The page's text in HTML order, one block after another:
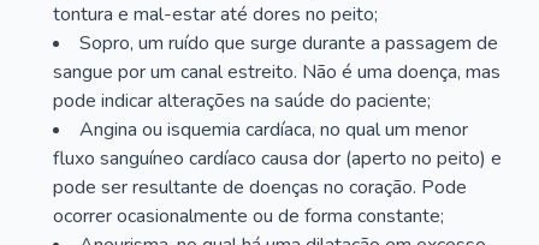
tontura e mal-estar até dores no peito;
Sopro, um ruído que surge durante a passagem de
sangue por um canal estreito. Não é uma doença, mas
pode indicar alterações na saúde do paciente;
Angina ou isquemia cardíaca, no qual um menor
fluxo sanguíneo cardíaco causa dor (aperto no peito) e
pode ser resultante de doenças no coração. Pode
ocorrer ocasionalmente ou de forma constante;